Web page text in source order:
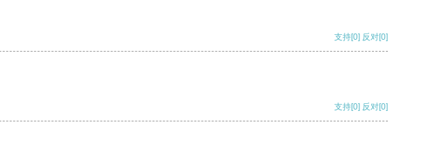
支持[0] 反对[0]
支持[0] 反对[0]